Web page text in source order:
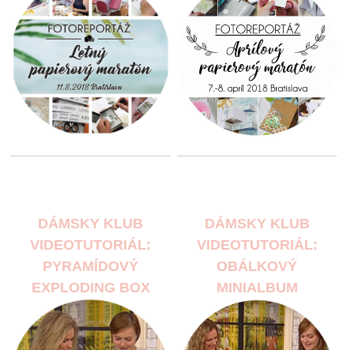
DÁMSKY KLUB
VIDEOTUTORIÁL:
PYRAMÍDOVÝ
EXPLODING BOX
DÁMSKY KLUB
VIDEOTUTORIÁL:
OBÁLKOVÝ
MINIALBUM